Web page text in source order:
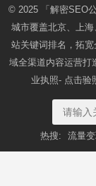
© 2025 「解密SEO
城市覆盖北京、上
站关键词排名，拓
域全渠道内容运营打
业执照- 点击验
热搜: 流量